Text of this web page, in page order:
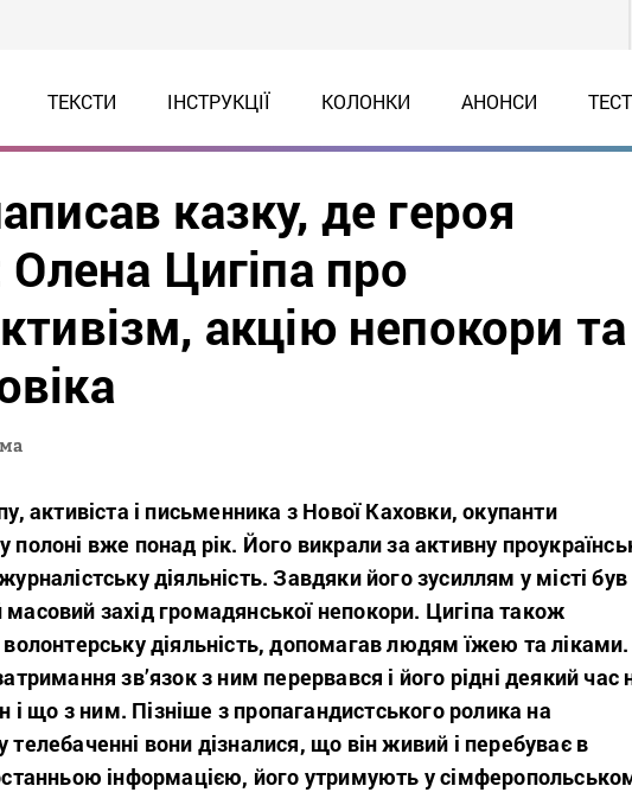
ТЕКСТИ ІНСТРУКЦІЇ КОЛОНКИ АНОНСИ
казку, де героя
Цигіпа про
акцію непокори та
активіста і письменника з Нової Каховки, окупанти
полоні вже понад рік. Його викрали за активну
діяльність. Завдяки його зусиллям у місті був
захід громадянської непокори. Цигіпа також
волонтерську діяльність, допомагав людям їжею та ліками.
зв’язок з ним перервався і його рідні деякий час
і що з ним. Пізніше з пропагандистського ролика на
телебаченні вони дізналися, що він живий і перебуває в
інформацією, його утримують у